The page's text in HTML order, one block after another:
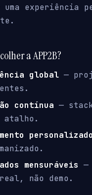
experiência
a APP2B?
global —
contínua —
atalho.
personalizado
mensuráveis —
não demo.